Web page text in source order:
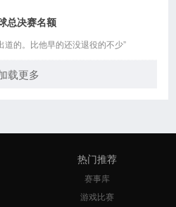
总决赛名额
的。比他早的还没退役的不少”
载更多
热门推荐
赛事库
游戏比赛